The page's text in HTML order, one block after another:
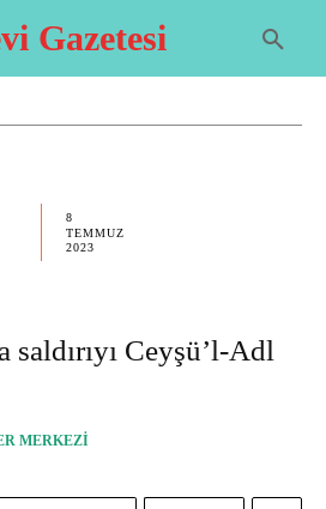
Gazetesi
8
TEMMUZ
2023
saldırıyı Ceyşü’l-Adl
MERKEZI